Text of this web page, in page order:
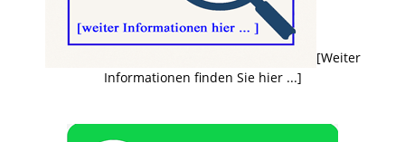
[Weiter
Informationen finden Sie hier ...]